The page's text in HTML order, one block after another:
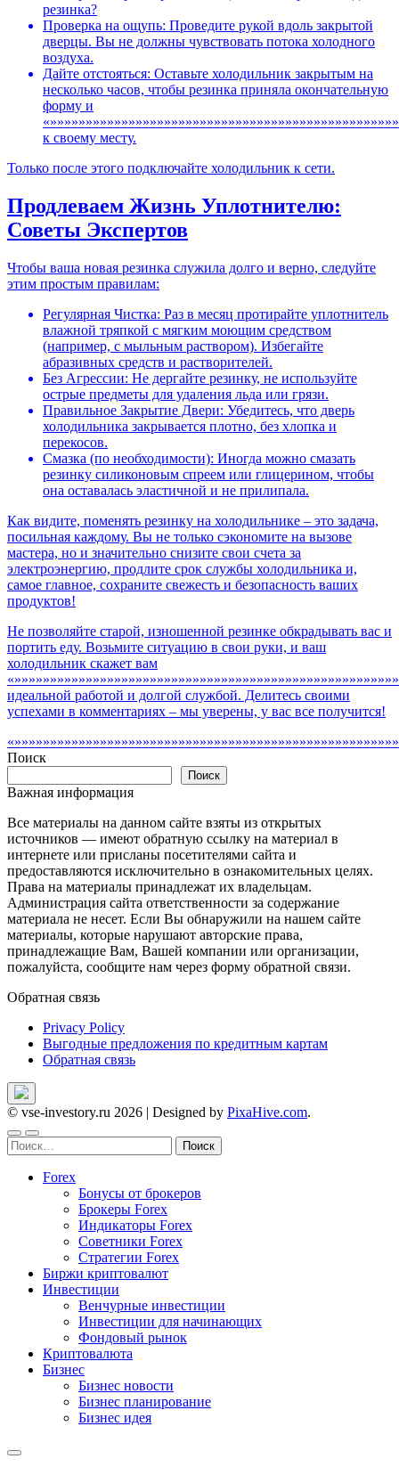
резинка?
Проверка на ощупь: Проведите рукой вдоль закрытой
дверцы. Вы не должны чувствовать потока холодного
воздуха.
Дайте отстояться: Оставьте холодильник закрытым на
несколько часов, чтобы резинка приняла окончательную
форму и
к своему месту.
Только после этого подключайте холодильник к сети.
Продлеваем Жизнь Уплотнителю:
Советы Экспертов
Чтобы ваша новая резинка служила долго и верно, следуйте
этим простым правилам:
Регулярная Чистка: Раз в месяц протирайте уплотнитель
влажной тряпкой с мягким моющим средством
(например, с мыльным раствором). Избегайте
абразивных средств и растворителей.
Без Агрессии: Не дергайте резинку, не используйте
острые предметы для удаления льда или грязи.
Правильное Закрытие Двери: Убедитесь, что дверь
холодильника закрывается плотно, без хлопка и
перекосов.
Смазка (по необходимости): Иногда можно смазать
резинку силиконовым спреем или глицерином, чтобы
она оставалась эластичной и не прилипала.
Как видите, поменять резинку на холодильнике – это задача,
посильная каждому. Вы не только сэкономите на вызове
мастера, но и значительно снизите свои счета за
электроэнергию, продлите срок службы холодильника и,
самое главное, сохраните свежесть и безопасность ваших
продуктов!
Не позволяйте старой, изношенной резинке обкрадывать вас и
портить еду. Возьмите ситуацию в свои руки, и ваш
холодильник скажет вам
идеальной работой и долгой службой. Делитесь своими
успехами в комментариях – мы уверены, у вас все получится!
Поиск
Поиск
Важная информация
Все материалы на данном сайте взяты из открытых
источников — имеют обратную ссылку на материал в
интернете или присланы посетителями сайта и
предоставляются исключительно в ознакомительных целях.
Права на материалы принадлежат их владельцам.
Администрация сайта ответственности за содержание
материала не несет. Если Вы обнаружили на нашем сайте
материалы, которые нарушают авторские права,
принадлежащие Вам, Вашей компании или организации,
пожалуйста, сообщите нам через форму обратной связи.
Обратная связь
Privacy Policy
Выгодные предложения по кредитным картам
Обратная связь
© vse-investory.ru 2026 | Designed by PixaHive.com.
Найти:
Forex
Бонусы от брокеров
Брокеры Forex
Индикаторы Forex
Советники Forex
Стратегии Forex
Биржи криптовалют
Инвестиции
Венчурные инвестиции
Инвестиции для начинающих
Фондовый рынок
Криптовалюта
Бизнес
Бизнес новости
Бизнес планирование
Бизнес идея